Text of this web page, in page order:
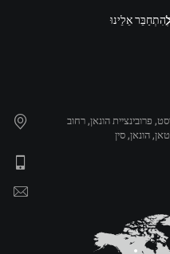
אֵלֵינוּ
מפעל ג'יוואה 2, הר אברסט, פרובינציית הונאן, רחוב
הונאן, סין